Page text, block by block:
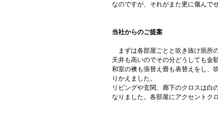
なのですが、それがまた更に傷んで
当社からのご提案
まずは各部屋ごとと吹き抜け箇所
天井も高いのでその分どうしても金
和室の襖も張替え畳も表替えをし、
りかえました。
リビングや玄関、廊下のクロスは白
なりました。各部屋にアクセントク